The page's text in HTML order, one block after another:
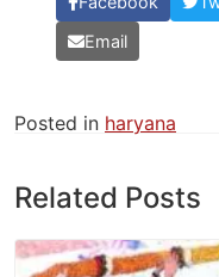
Email
Posted in haryana
Related Posts